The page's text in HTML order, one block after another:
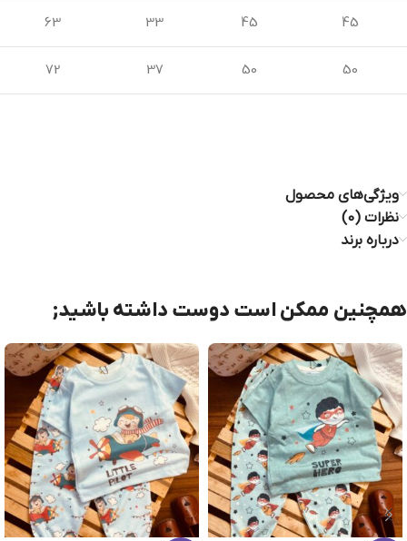
45
45
33
63
50
50
37
72
ویژگی‌های محصول
نظرات (0)
درباره برند
همچنین ممکن است دوست داشته باشید;